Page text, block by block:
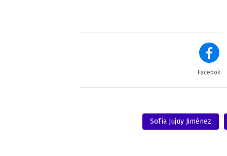
Facebok
Sofía Jujuy Jiménez